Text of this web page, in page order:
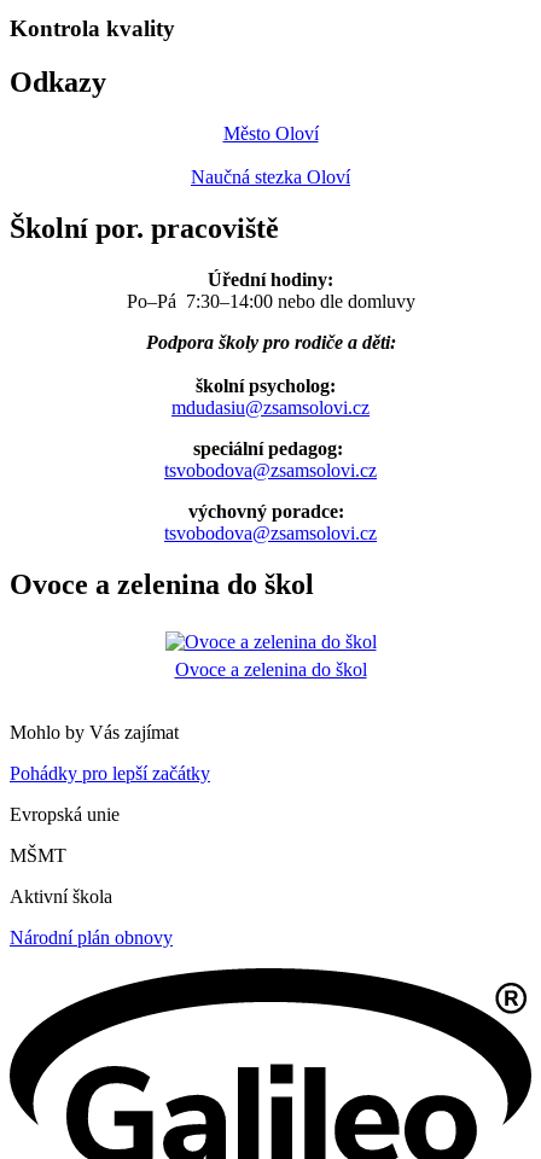
Kontrola kvality
Odkazy
Město Oloví
Naučná stezka Oloví
Školní por. pracoviště
Úřední hodiny:
Po–Pá 7:30–14:00 nebo dle domluvy
Podpora školy pro rodiče a děti:
školní psycholog:
mdudasiu@zsamsolovi.cz
speciální pedagog:
tsvobodova@zsamsolovi.cz
výchovný poradce:
tsvobodova@zsamsolovi.cz
Ovoce a zelenina do škol
Ovoce a zelenina do škol
Mohlo by Vás zajímat
Pohádky pro lepší začátky
Evropská unie
MŠMT
Aktivní škola
Národní plán obnovy